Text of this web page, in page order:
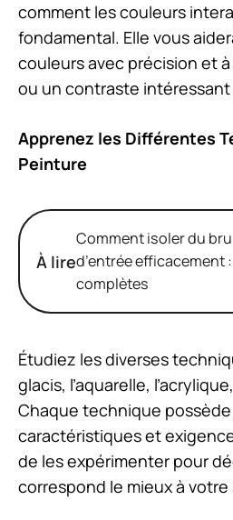
comment les couleurs
fondamental. Elle vous
couleurs avec précision et
ou un contraste intéressant
Apprenez les Différentes
Peinture
À lire
Comment isoler du
d’entrée efficacement
complètes
Étudiez les diverses
glacis, l’aquarelle,
Chaque technique
caractéristiques et
de les expérimenter pour
correspond le mieux à votre